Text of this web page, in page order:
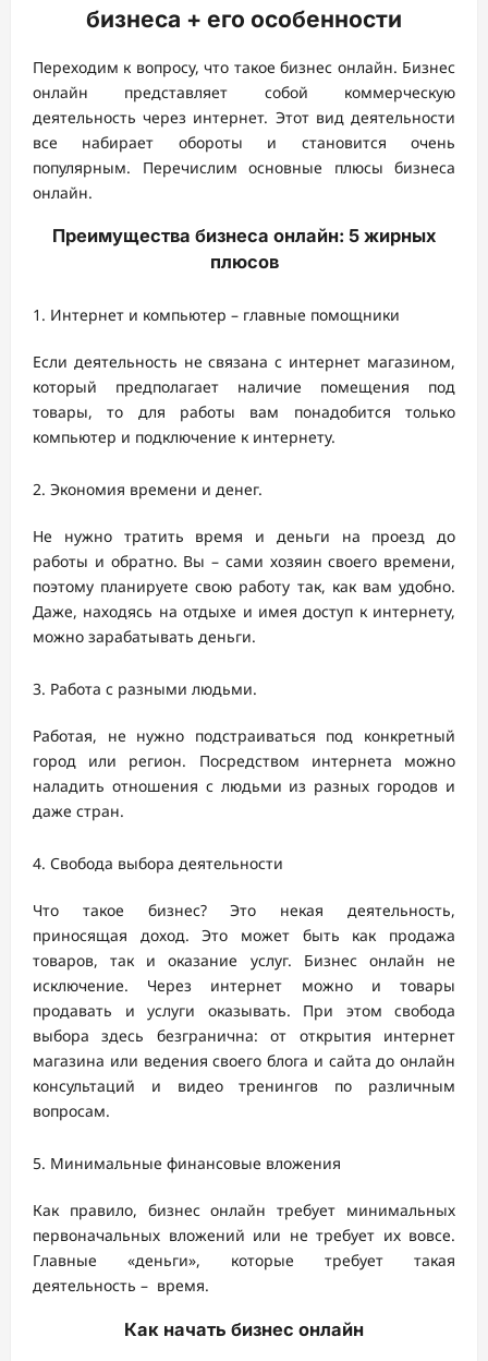
бизнеса + его особенности
Переходим к вопросу, что такое бизнес онлайн. Бизнес
онлайн представляет собой коммерческую
деятельность через интернет. Этот вид деятельности
все набирает обороты и становится очень
популярным. Перечислим основные плюсы бизнеса
онлайн.
Преимущества бизнеса онлайн: 5 жирных
плюсов
Интернет и компьютер – главные помощники
Если деятельность не связана с интернет магазином,
который предполагает наличие помещения под
товары, то для работы вам понадобится только
компьютер и подключение к интернету.
Экономия времени и денег.
Не нужно тратить время и деньги на проезд до
работы и обратно. Вы – сами хозяин своего времени,
поэтому планируете свою работу так, как вам удобно.
Даже, находясь на отдыхе и имея доступ к интернету,
можно зарабатывать деньги.
Работа с разными людьми.
Работая, не нужно подстраиваться под конкретный
город или регион. Посредством интернета можно
наладить отношения с людьми из разных городов и
даже стран.
Свобода выбора деятельности
Что такое бизнес? Это некая деятельность,
приносящая доход. Это может быть как продажа
товаров, так и оказание услуг. Бизнес онлайн не
исключение. Через интернет можно и товары
продавать и услуги оказывать. При этом свобода
выбора здесь безгранична: от открытия интернет
магазина или ведения своего блога и сайта до онлайн
консультаций и видео тренингов по различным
вопросам.
Минимальные финансовые вложения
Как правило, бизнес онлайн требует минимальных
первоначальных вложений или не требует их вовсе.
Главные «деньги», которые требует такая
деятельность – время.
Как начать бизнес онлайн